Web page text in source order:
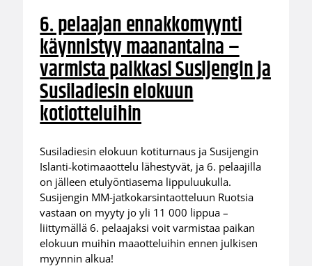
6. pelaajan ennakkomyynti
käynnistyy maanantaina –
varmista paikkasi Susijengin ja
Susiladiesin elokuun
kotiotteluihin
Susiladiesin elokuun kotiturnaus ja Susijengin
Islanti-kotimaaottelu lähestyvät, ja 6. pelaajilla
on jälleen etulyöntiasema lippuluukulla.
Susijengin MM-jatkokarsintaotteluun Ruotsia
vastaan on myyty jo yli 11 000 lippua –
liittymällä 6. pelaajaksi voit varmistaa paikan
elokuun muihin maaotteluihin ennen julkisen
myynnin alkua!